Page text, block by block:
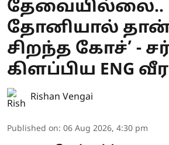
தேவையில்லை..
தோனியால்
சிறந்த கோச்’ -
கிளப்பிய ENG
Rishan Vengai
Published on: 06 Aug 2026, 4:30 pm